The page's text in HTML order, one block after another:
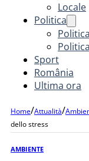
Locale
Politica
Sport
România
Ultima ora
Home/Attualità/
dello stress
AMBIENTE